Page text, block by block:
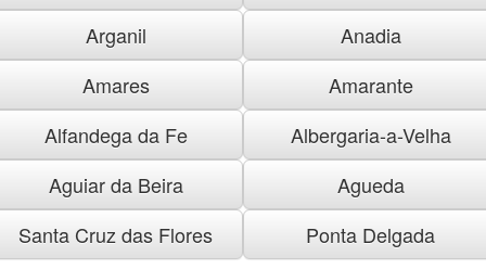
Arganil
Anadia
Amares
Amarante
Alfandega da Fe
Albergaria-a-Velha
Aguiar da Beira
Agueda
Santa Cruz das Flores
Ponta Delgada